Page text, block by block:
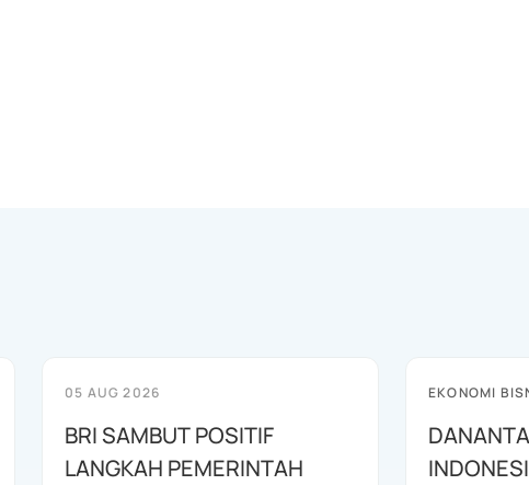
05 AUG 2026
BRI SAMBUT POSITIF
LANGKAH PEMERINTAH
EKONOMI